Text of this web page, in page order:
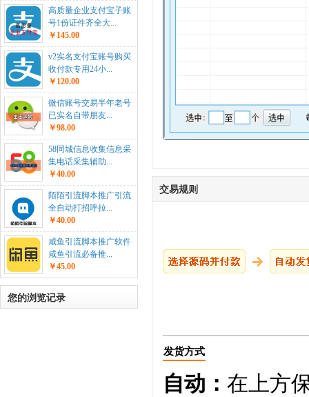
高质量企业支付宝子账
号1份证件齐全大...
￥145.00
v2实名支付宝账号购买
收付款专用24小...
￥120.00
微信账号交易半年老号
已实名自带朋友...
￥98.00
58同城信息收集信息采
集电话采集辅助...
￥40.00
陌陌引流脚本推广引流
全自动打招呼拉...
￥40.00
咸鱼引流脚本推广软件
咸鱼引流必备推...
￥45.00
您的浏览记录
交易规则
发货方式
自动： 在上方